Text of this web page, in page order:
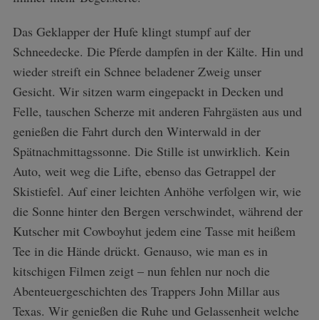
Das Geklapper der Hufe klingt stumpf auf der
Schneedecke. Die Pferde dampfen in der Kälte. Hin und
wieder streift ein Schnee beladener Zweig unser
Gesicht. Wir sitzen warm eingepackt in Decken und
Felle, tauschen Scherze mit anderen Fahrgästen aus und
genießen die Fahrt durch den Winterwald in der
Spätnachmittagssonne. Die Stille ist unwirklich. Kein
Auto, weit weg die Lifte, ebenso das Getrappel der
Skistiefel. Auf einer leichten Anhöhe verfolgen wir, wie
die Sonne hinter den Bergen verschwindet, während der
Kutscher mit Cowboyhut jedem eine Tasse mit heißem
Tee in die Hände drückt. Genauso, wie man es in
kitschigen Filmen zeigt – nun fehlen nur noch die
Abenteuergeschichten des Trappers John Millar aus
Texas. Wir genießen die Ruhe und Gelassenheit welche